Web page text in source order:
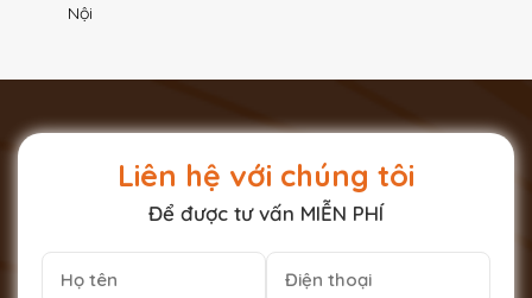
Nội
Liên hệ với chúng tôi
Để được tư vấn MIỄN PHÍ